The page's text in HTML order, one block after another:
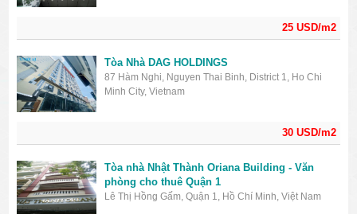
25 USD/m2
30 USD/m2
Tòa Nhà DAG HOLDINGS
87 Hàm Nghi, Nguyen Thai Binh, District 1, Ho Chi
Minh City, Vietnam
Tòa nhà Nhật Thành Oriana Building - Văn
phòng cho thuê Quận 1
Lê Thị Hồng Gấm, Quận 1, Hồ Chí Minh, Việt Nam